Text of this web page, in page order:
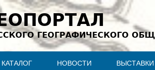
Jump to navigation
ГЕОГРАФИЧЕСКОГО
КАТАЛОГ НОВОСТИ ВЫСТАВКИ